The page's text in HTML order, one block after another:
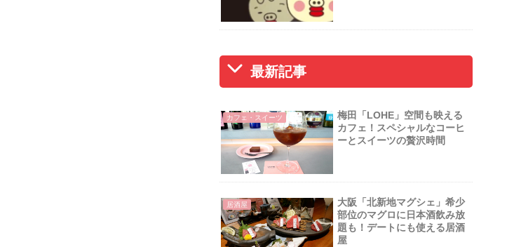
最新記事
カフェ・スイーツ
梅田「LOHE」空間も映える
カフェ！スペシャルなコーヒ
ーとスイーツの贅沢時間
居酒屋
大阪「北新地マグシェ」希少
部位のマグロに日本酒飲み放
題も！デートにも使える居酒
屋